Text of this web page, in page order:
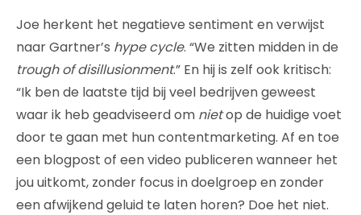
Joe herkent het negatieve sentiment en verwijst
naar Gartner’s hype cycle. “We zitten midden in de
trough of disillusionment.” En hij is zelf ook kritisch:
“Ik ben de laatste tijd bij veel bedrijven geweest
waar ik heb geadviseerd om nietop de huidige voet
door te gaan met hun contentmarketing. Af en toe
een blogpost of een video publiceren wanneer het
jou uitkomt, zonder focus in doelgroep en zonder
een afwijkend geluid te laten horen? Doe het niet.